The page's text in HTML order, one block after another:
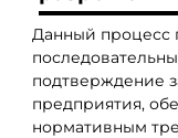
Данный процесс
подтверждение
предприятия,
нормативным